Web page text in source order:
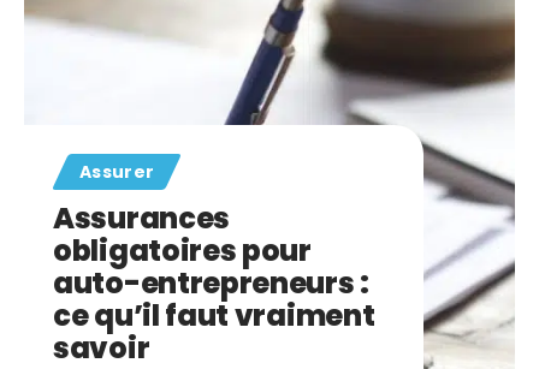
Assurer
Assurances
obligatoires pour
auto-entrepreneurs :
ce qu’il faut vraiment
savoir